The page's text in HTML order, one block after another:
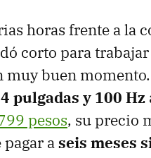
horas frente a la
corto para
muy buen
pulgadas y 100 Hz
pesos, su precio
pagar aseis meses